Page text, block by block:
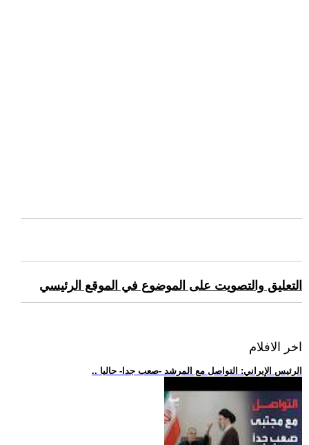
التعليق والتصويت على الموضوع في الموقع الرئيسي
اخر الافلام
.. الرئيس الإيراني: التواصل مع المرشد -صعب جدا- حاليا